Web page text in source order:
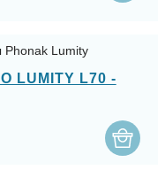
Phonak Lumity
LUMITY L70 -